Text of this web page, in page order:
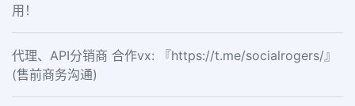
用！
代理、API分销商 合作vx: 『https://t.me/socialrogers/』
(售前商务沟通)